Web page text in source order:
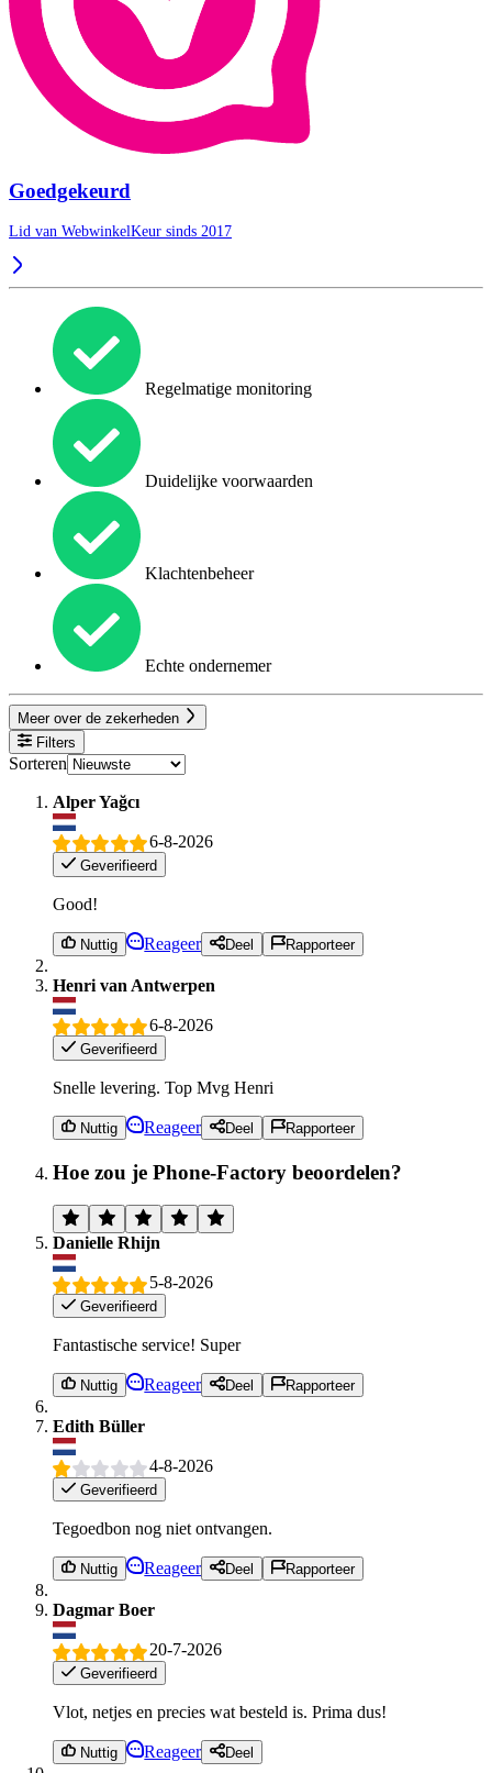
Goedgekeurd
Lid van WebwinkelKeur sinds 2017
Regelmatige monitoring
Duidelijke voorwaarden
Klachtenbeheer
Echte ondernemer
Meer over de zekerheden
Filters
Sorteren
Alper Yağcı
6-8-2026
Geverifieerd
Good!
Nuttig Reageer Deel Rapporteer
Henri van Antwerpen
6-8-2026
Geverifieerd
Snelle levering. Top Mvg Henri
Nuttig Reageer Deel Rapporteer
Hoe zou je Phone-Factory beoordelen?
Danielle Rhijn
5-8-2026
Geverifieerd
Fantastische service! Super
Nuttig Reageer Deel Rapporteer
Edith Büller
4-8-2026
Geverifieerd
Tegoedbon nog niet ontvangen.
Nuttig Reageer Deel Rapporteer
Dagmar Boer
20-7-2026
Geverifieerd
Vlot, netjes en precies wat besteld is. Prima dus!
Nuttig Reageer Deel